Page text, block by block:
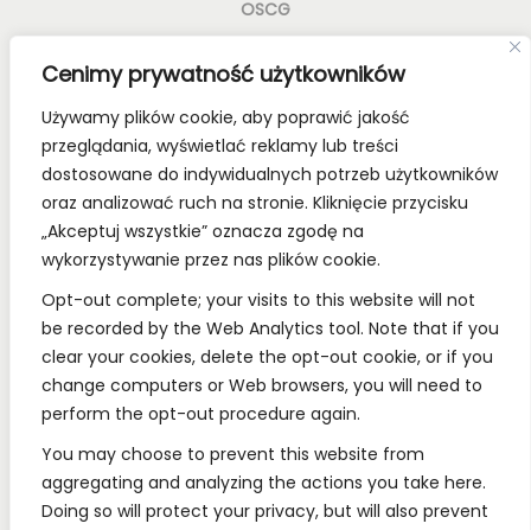
Cenimy prywatność użytkowników
Używamy plików cookie, aby poprawić jakość
przeglądania, wyświetlać reklamy lub treści
dostosowane do indywidualnych potrzeb użytkowników
oraz analizować ruch na stronie. Kliknięcie przycisku
„Akceptuj wszystkie” oznacza zgodę na
wykorzystywanie przez nas plików cookie.
Opt-out complete; your visits to this website will not
be recorded by the Web Analytics tool. Note that if you
clear your cookies, delete the opt-out cookie, or if you
change computers or Web browsers, you will need to
perform the opt-out procedure again.
You may choose to prevent this website from
aggregating and analyzing the actions you take here.
Doing so will protect your privacy, but will also prevent
OSCG
styl życia!
Bądź z nami na bieżąco, dołącz do naszych mediów
społecznościowych.
REGULAMINY:
Regulamin
RODO
Regulamin Konkursów